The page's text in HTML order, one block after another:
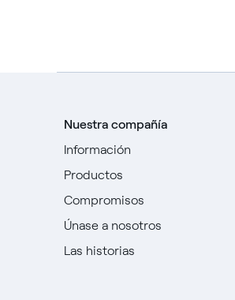
Nuestra compañía
Información
Productos
Compromisos
Únase a nosotros
Las historias